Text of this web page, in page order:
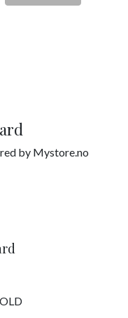
by Mystore.no